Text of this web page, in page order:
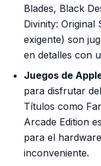
Blades, Black
Divinity: Original
exigente) son
en detalles con
Juegos de
para disfrutar
Títulos como
Arcade Edition
para el
inconveniente.